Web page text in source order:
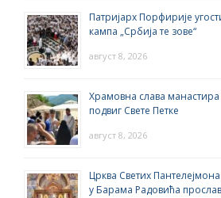
Патријарх Порфирије
кампа „Србија те зове“
август 8, 2026
Храмовна слава манастира
подвиг Свете Петке
август 8, 2026
Црква Светих
у Барама Радовића